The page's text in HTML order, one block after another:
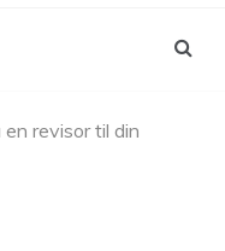
revisor til din